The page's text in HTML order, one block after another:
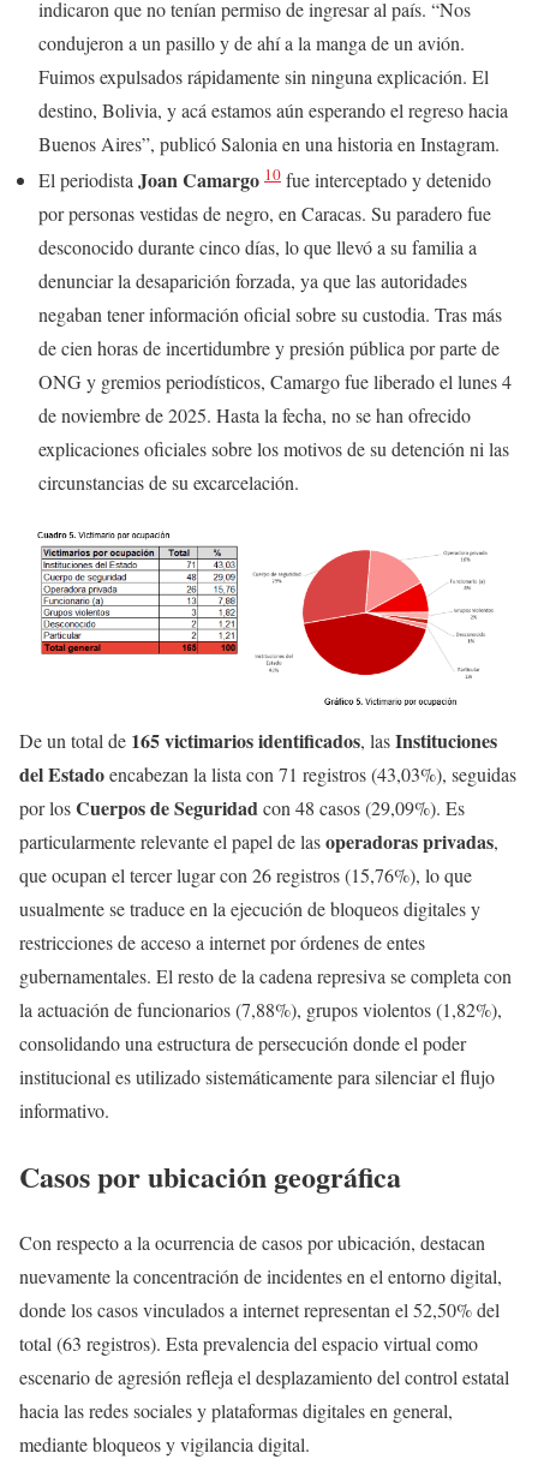
indicaron que no tenían permiso de ingresar al país. “Nos
condujeron a un pasillo y de ahí a la manga de un avión.
Fuimos expulsados rápidamente sin ninguna explicación. El
destino, Bolivia, y acá estamos aún esperando el regreso hacia
Buenos Aires”, publicó Salonia en una historia en Instagram.
El periodistaJoan Camargo 10 fue interceptado y detenido
por personas vestidas de negro, en Caracas. Su paradero fue
desconocido durante cinco días, lo que llevó a su familia a
denunciar la desaparición forzada, ya que las autoridades
negaban tener información oficial sobre su custodia. Tras más
de cien horas de incertidumbre y presión pública por parte de
ONG y gremios periodísticos, Camargo fue liberado el lunes 4
de noviembre de 2025. Hasta la fecha, no se han ofrecido
explicaciones oficiales sobre los motivos de su detención ni las
circunstancias de su excarcelación.
De un total de 165 victimarios identificados, lasInstituciones
del Estadoencabezan la lista con 71 registros (43,03%), seguidas
por losCuerpos de Seguridadcon 48 casos (29,09%). Es
particularmente relevante el papel de lasoperadoras privadas,
que ocupan el tercer lugar con 26 registros (15,76%), lo que
usualmente se traduce en la ejecución de bloqueos digitales y
restricciones de acceso a internet por órdenes de entes
gubernamentales. El resto de la cadena represiva se completa con
la actuación de funcionarios (7,88%), grupos violentos (1,82%),
consolidando una estructura de persecución donde el poder
institucional es utilizado sistemáticamente para silenciar el flujo
informativo.
Casos por ubicación geográfica
Con respecto a la ocurrencia de casos por ubicación, destacan
nuevamente la concentración de incidentes en el entorno digital,
donde los casos vinculados a internet representan el 52,50% del
total (63 registros). Esta prevalencia del espacio virtual como
escenario de agresión refleja el desplazamiento del control estatal
hacia las redes sociales y plataformas digitales en general,
mediante bloqueos y vigilancia digital.